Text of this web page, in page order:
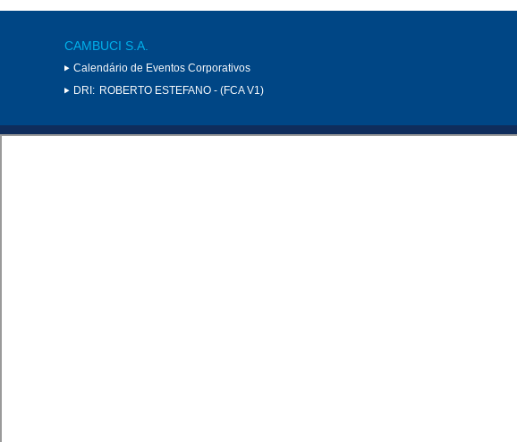
CAMBUCI S.A.
Calendário de Eventos Corporativos
DRI: ROBERTO ESTEFANO - (FCA V1)